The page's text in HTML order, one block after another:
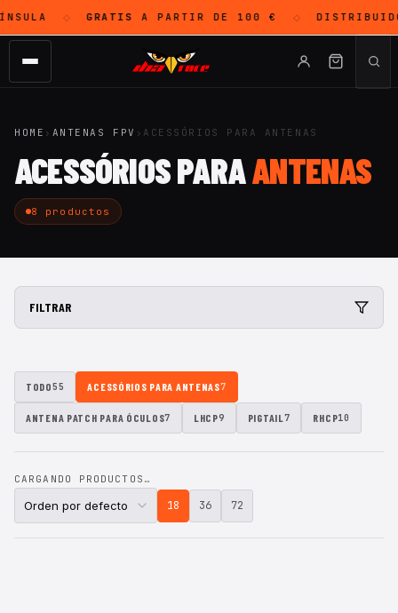
◇ GRATISA PARTIR DE 100 € ◇
HOME › ANTENAS FPV › ACESSÓRIOS PARA ANTENAS
ACESSÓRIOS PARAANTENAS
8 productos
FILTRAR
TODO55 ACESSÓRIOS PARA ANTENAS7
ANTENA PATCH PARA ÓCULOS7 LHCP9 PIGTAIL7 RHCP10
CARGANDO PRODUCTOS…
18 36 72